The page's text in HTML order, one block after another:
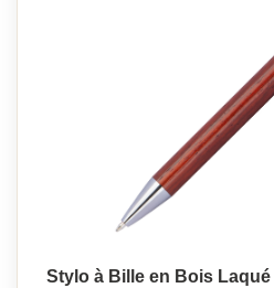
Stylo à Bille en Bois